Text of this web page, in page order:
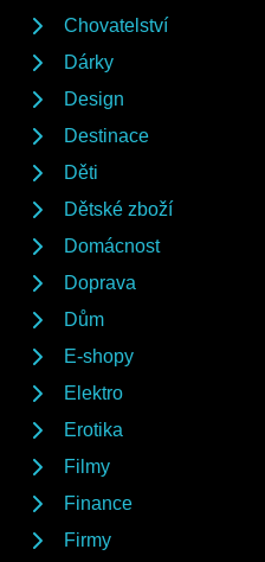
Chovatelství
Dárky
Design
Destinace
Děti
Dětské zboží
Domácnost
Doprava
Dům
E-shopy
Elektro
Erotika
Filmy
Finance
Firmy